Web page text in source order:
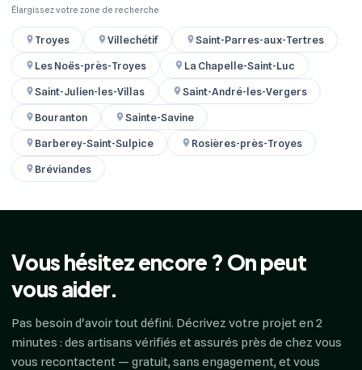
Élargissez votre zone de recherche
Troyes Villechétif
Saint-Parres-aux-Tertres
Les Noës-près-Troyes
La Chapelle-Saint-Luc
Saint-Julien-les-Villas
Saint-André-les-Vergers
Bouranton
Sainte-Savine
Barberey-Saint-Sulpice
Rosières-près-Troyes
Bréviandes
Vous hésitez encore ? On peut
vous aider.
Pas besoin d'avoir tout défini. Décrivez votre projet en 2
minutes : des artisans vérifiés et assurés près de chez vous
vous recontactent — gratuit, sans engagement, et vous